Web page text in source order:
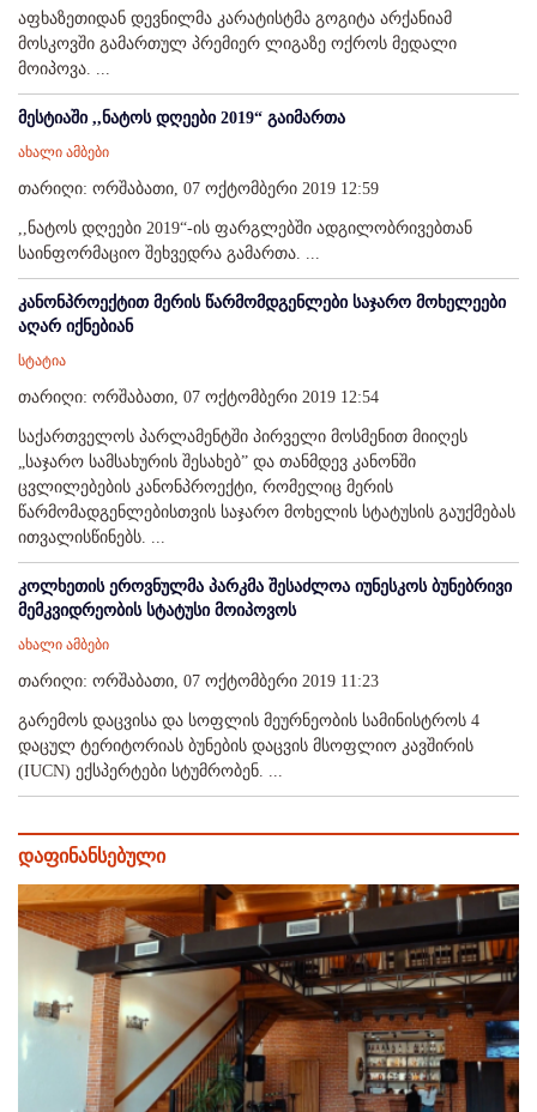
აფხაზეთიდან დევნილმა კარატისტმა გოგიტა არქანიამ
მოსკოვში გამართულ პრემიერ ლიგაზე ოქროს მედალი
მოიპოვა. ...
მესტიაში ,,ნატოს დღეები 2019“ გაიმართა
ახალი ამბები
თარიღი: ორშაბათი, 07 ოქტომბერი 2019 12:59
,,ნატოს დღეები 2019“-ის ფარგლებში ადგილობრივებთან
საინფორმაციო შეხვედრა გამართა. ...
კანონპროექტით მერის წარმომდგენლები საჯარო მოხელეები
აღარ იქნებიან
სტატია
თარიღი: ორშაბათი, 07 ოქტომბერი 2019 12:54
საქართველოს პარლამენტში პირველი მოსმენით მიიღეს
„საჯარო სამსახურის შესახებ” და თანმდევ კანონში
ცვლილებების კანონპროექტი, რომელიც მერის
წარმომადგენლებისთვის საჯარო მოხელის სტატუსის გაუქმებას
ითვალისწინებს. ...
კოლხეთის ეროვნულმა პარკმა შესაძლოა იუნესკოს ბუნებრივი
მემკვიდრეობის სტატუსი მოიპოვოს
ახალი ამბები
თარიღი: ორშაბათი, 07 ოქტომბერი 2019 11:23
გარემოს დაცვისა და სოფლის მეურნეობის სამინისტროს 4
დაცულ ტერიტორიას ბუნების დაცვის მსოფლიო კავშირის
(IUCN) ექსპერტები სტუმრობენ. ...
დაფინანსებული